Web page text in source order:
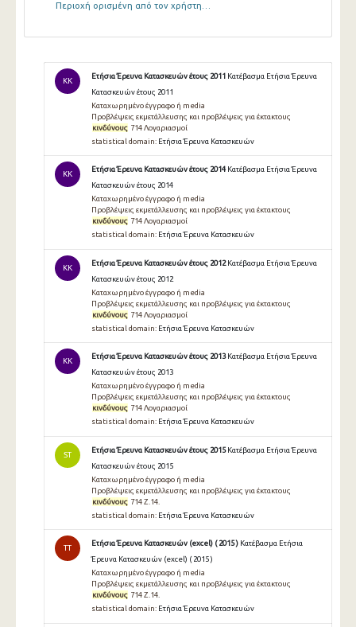
Περιοχή ορισμένη από τον χρήστη…
KK
Ετήσια Έρευνα Κατασκευών έτους 2011 Κατέβασμα Ετήσια Έρευνα
Κατασκευών έτους 2011
Καταχωρημένο έγγραφο ή media
Προβλέψεις εκμετάλλευσης και προβλέψεις για έκτακτους
κινδύνους 714 Λογαριασμοί
statistical domain: Ετήσια Έρευνα Κατασκευών
KK
Ετήσια Έρευνα Κατασκευών έτους 2014 Κατέβασμα Ετήσια Έρευνα
Κατασκευών έτους 2014
Καταχωρημένο έγγραφο ή media
Προβλέψεις εκμετάλλευσης και προβλέψεις για έκτακτους
κινδύνους 714 Λογαριασμοί
statistical domain: Ετήσια Έρευνα Κατασκευών
KK
Ετήσια Έρευνα Κατασκευών έτους 2012 Κατέβασμα Ετήσια Έρευνα
Κατασκευών έτους 2012
Καταχωρημένο έγγραφο ή media
Προβλέψεις εκμετάλλευσης και προβλέψεις για έκτακτους
κινδύνους 714 Λογαριασμοί
statistical domain: Ετήσια Έρευνα Κατασκευών
KK
Ετήσια Έρευνα Κατασκευών έτους 2013 Κατέβασμα Ετήσια Έρευνα
Κατασκευών έτους 2013
Καταχωρημένο έγγραφο ή media
Προβλέψεις εκμετάλλευσης και προβλέψεις για έκτακτους
κινδύνους 714 Λογαριασμοί
statistical domain: Ετήσια Έρευνα Κατασκευών
ST
Ετήσια Έρευνα Κατασκευών έτους 2015 Κατέβασμα Ετήσια Έρευνα
Κατασκευών έτους 2015
Καταχωρημένο έγγραφο ή media
Προβλέψεις εκμετάλλευσης και προβλέψεις για έκτακτους
κινδύνους 714 Ζ.14.
statistical domain: Ετήσια Έρευνα Κατασκευών
TT
Ετήσια Έρευνα Κατασκευών (excel) ( 2015 ) Κατέβασμα Ετήσια
Έρευνα Κατασκευών (excel) ( 2015 )
Καταχωρημένο έγγραφο ή media
Προβλέψεις εκμετάλλευσης και προβλέψεις για έκτακτους
κινδύνους 714 Ζ.14.
statistical domain: Ετήσια Έρευνα Κατασκευών